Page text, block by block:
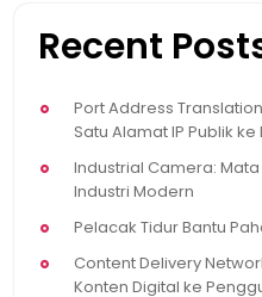
Recent
Port Address
Satu Alamat IP Publik
Industrial Camera:
Industri Modern
Pelacak Tidur Bantu
Content Delivery
Konten Digital ke